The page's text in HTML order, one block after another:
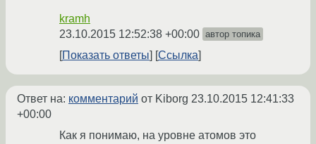
kramh
23.10.2015 12:52:38 +00:00 автор топика
Показать ответы Ссылка
Ответ на: комментарий от Kiborg 23.10.2015 12:41:33
+00:00
Как я понимаю, на уровне атомов это